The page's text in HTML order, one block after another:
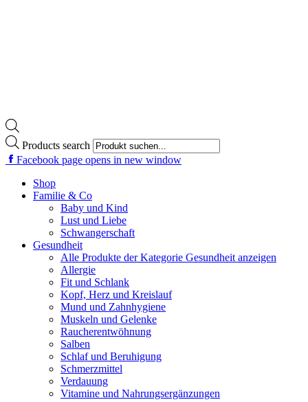
Products search
Facebook page opens in new window
Shop
Familie & Co
Baby und Kind
Lust und Liebe
Schwangerschaft
Gesundheit
Alle Produkte der Kategorie Gesundheit anzeigen
Allergie
Fit und Schlank
Kopf, Herz und Kreislauf
Mund und Zahnhygiene
Muskeln und Gelenke
Raucherentwöhnung
Salben
Schlaf und Beruhigung
Schmerzmittel
Verdauung
Vitamine und Nahrungsergänzungen